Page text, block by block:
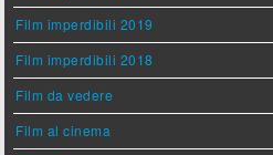
Film imperdibili 2019
Film imperdibili 2018
Film da vedere
Film al cinema